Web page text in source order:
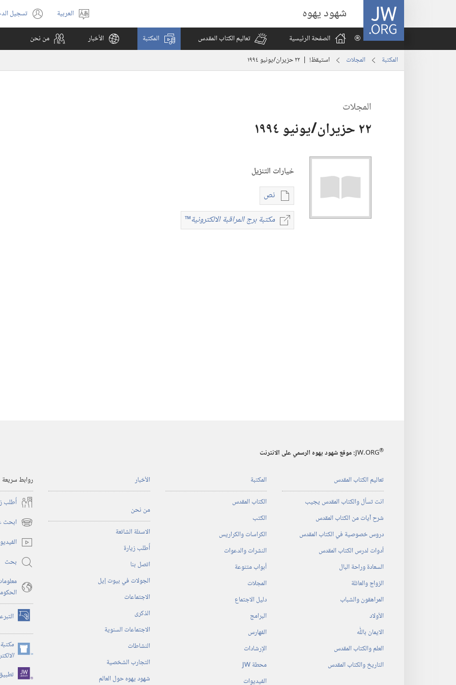
JW.ORG شهود يهوه
اختر
اللغة
العربية تسجيل(يفتح
نافذة
الصفحة الرئيسية
تعاليم الكتاب المقدس المكتبة الأخبار من نحن
المكتبة المجلات استيقظ‏!‏ | ‏‎٢٢‏ ‏‎حزيران/يونيو‏ ‎١٩٩٤
المجلات
خيارات التنزيل
نص
خيارات
تنزيل
الاصدارات
مكتبة برج المراقبة الالكترونية™
مكتبة
JW.ORG® :‏ موقع شهود يهوه الرسمي على الانترنت
تعاليم الكتاب المقدس
انت تسأل والكتاب المقدس يجيب
شرح آيات من الكتاب المقدس
دروس خصوصية في الكتاب المقدس
أدوات لدرس الكتاب المقدس
السعادة وراحة البال
الزواج والعائلة
المراهقون والشباب
الأولاد
الايمان باللّٰه
العلم والكتاب المقدس
التاريخ والكتاب المقدس
المكتبة
الكتاب المقدس
الكتب
الكراسات والكراريس
النشرات والدعوات
أبواب متنوعة
المجلات
دليل الاجتماع
البرامج
الفهارس
الإرشادات
محطة‏ ‏JW
الفيديوات
الأخبار
من نحن
الاسئلة الشائعة
أُطلب زيارة
اتصل بنا
الجولات في بيوت إيل
الاجتماعات
الذكرى
الاجتماعات السنوية
النشاطات
التجارب الشخصية
شهود يهوه حول العالم
روابط سريعة
أُطلب
ابحث (يفتح
نافذة
بحث
(يفتح
نافذة
جديدة)
(يفتح
نافذة
جديدة)